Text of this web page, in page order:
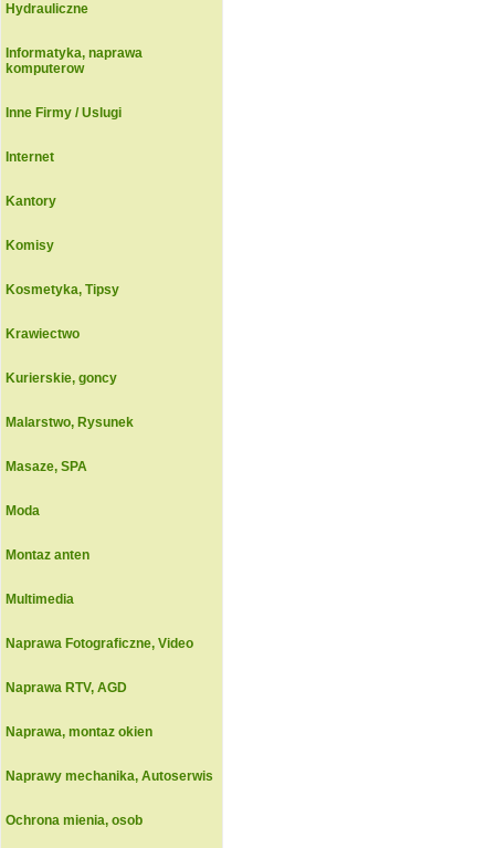
Hydrauliczne
Informatyka, naprawa
komputerow
Inne Firmy / Uslugi
Internet
Kantory
Komisy
Kosmetyka, Tipsy
Krawiectwo
Kurierskie, goncy
Malarstwo, Rysunek
Masaze, SPA
Moda
Montaz anten
Multimedia
Naprawa Fotograficzne, Video
Naprawa RTV, AGD
Naprawa, montaz okien
Naprawy mechanika, Autoserwis
Ochrona mienia, osob